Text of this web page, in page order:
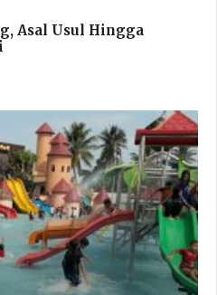
Asal Usul Hingga